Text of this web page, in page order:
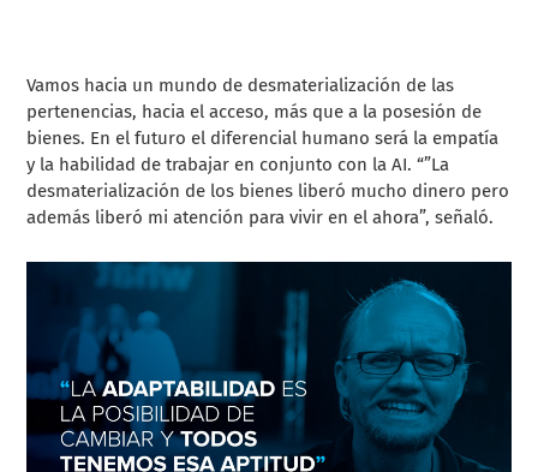
Vamos hacia un mundo de desmaterialización de las
pertenencias, hacia el acceso, más que a la posesión de
bienes. En el futuro el diferencial humano será la empatía
y la habilidad de trabajar en conjunto con la AI. “”La
desmaterialización de los bienes liberó mucho dinero pero
además liberó mi atención para vivir en el ahora”, señaló.